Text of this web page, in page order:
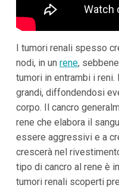
I tumori renali spesso
nodi, in un rene,
tumori in entrambi i
grandi, diffondendosi
corpo. Il cancro
rene che elabora il
essere aggressivi e a
crescerà nel
tipo di cancro al rene è
tumori renali scoperti